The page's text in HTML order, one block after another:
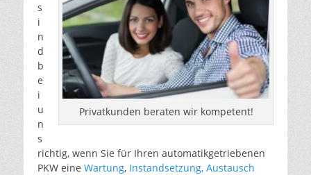
Privatkunden beraten wir kompetent!
s
i
n
d
b
e
i
u
n
s
richtig, wenn Sie für Ihren automatikgetriebenen
PKW eine Wartung, Instandsetzung, Austausch